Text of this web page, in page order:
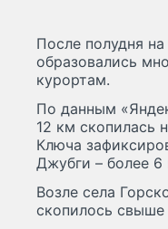
После полудня
образовались
курортам.
По данным
12 км скопилась
Ключа
Джубги – более 6
Возле села
скопилось